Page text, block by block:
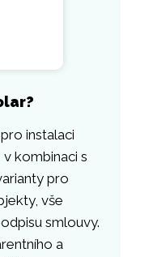
instalaci
kombinaci s
pro
vše
smlouvy.
a